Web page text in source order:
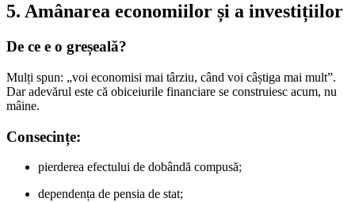
5. Amânarea economiilor și a investițiilor
De ce e o greșeală?
Mulți spun: „voi economisi mai târziu, când voi câștiga mai mult”.
Dar adevărul este că obiceiurile financiare se construiesc acum, nu
mâine.
Consecințe:
pierderea efectului de dobândă compusă;
dependența de pensia de stat;